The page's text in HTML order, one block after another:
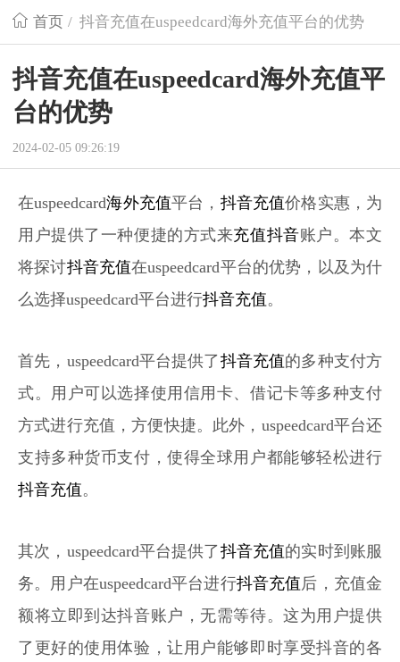
首页 / 抖音充值在uspeedcard海外充值平台的优势
抖音充值在uspeedcard海外充值平
台的优势
2024-02-05 09:26:19
在uspeedcard海外充值平台， 抖音充值价格实惠，为
用户提供了一种便捷的方式来充值抖音账户。本文
将探讨抖音充值在uspeedcard平台的优势，以及为什
么选择uspeedcard平台进行抖音充值。
首先，uspeedcard平台提供了抖音充值的多种支付方
式。用户可以选择使用信用卡、借记卡等多种支付
方式进行充值，方便快捷。此外，uspeedcard平台还
支持多种货币支付，使得全球用户都能够轻松进行
抖音充值。
其次，uspeedcard平台提供了抖音充值的实时到账服
务。用户在uspeedcard平台进行抖音充值后，充值金
额将立即到达抖音账户，无需等待。这为用户提供
了更好的使用体验，让用户能够即时享受抖音的各